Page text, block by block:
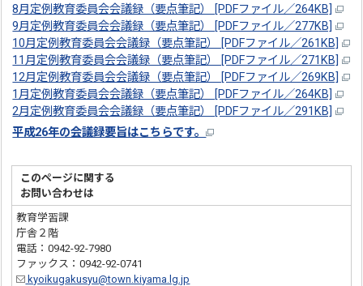
8月定例教育委員会会議録（要点筆記） [PDFファイル／264KB]
9月定例教育委員会会議録（要点筆記） [PDFファイル／277KB]
10月定例教育委員会会議録（要点筆記） [PDFファイル／261KB]
11月定例教育委員会会議録（要点筆記） [PDFファイル／271KB]
12月定例教育委員会会議録（要点筆記） [PDFファイル／269KB]
1月定例教育委員会会議録（要点筆記） [PDFファイル／264KB]
2月定例教育委員会会議録（要点筆記） [PDFファイル／291KB]
平成26年の会議録要旨はこちらです。
このページに関する
お問い合わせは
教育学習課
庁舎２階
電話：0942-92-7980
ファックス：0942-92-0741
kyoikugakusyu@town.kiyama.lg.jp